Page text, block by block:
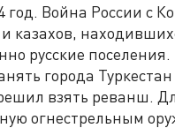
год. Война России с
казахов,
русские
города
взять реванш.
огнестрельным